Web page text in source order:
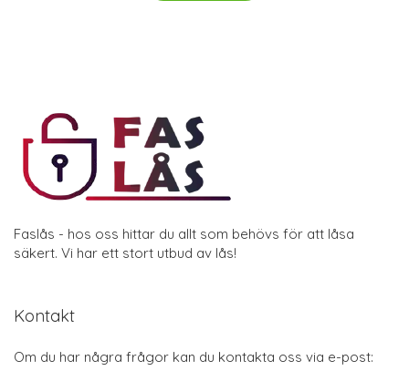
Faslås - hos oss hittar du allt som behövs för att låsa
säkert. Vi har ett stort utbud av lås!
Kontakt
Om du har några frågor kan du kontakta oss via e-post: